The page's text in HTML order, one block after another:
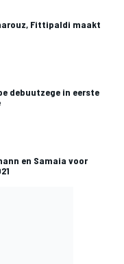
Fittipaldi maakt
debuutzege in eerste
en Samaia voor